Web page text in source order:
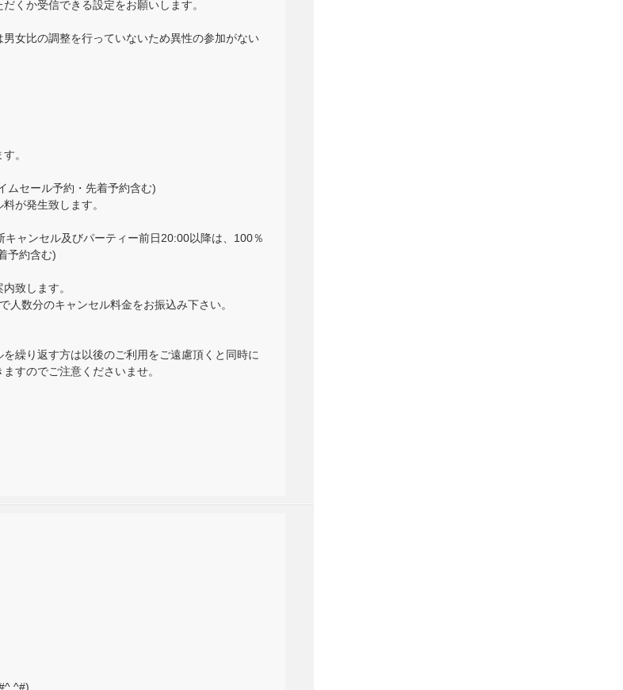
くか受信できる設定をお願いします。
女比の調整を行っていないため異性の参加がない
。
ムセール予約・先着予約含む)
が発生致します。
キャンセル及びパーティー前日20:00以降は、100％
予約含む)
致します。
数分のキャンセル料金をお振込み下さい。
繰り返す方は以後のご利用をご遠慮頂くと同時に
すのでご注意くださいませ。